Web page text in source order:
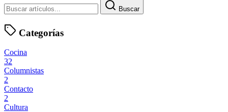
Buscar
Categorías
Cocina
32
Columnistas
2
Contacto
2
Cultura